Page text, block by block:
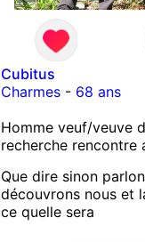
Cubitus
Charmes- 68 ans
Homme veuf/veuve
recherche rencontre
Que dire sinon
découvrons nous et
ce quelle sera